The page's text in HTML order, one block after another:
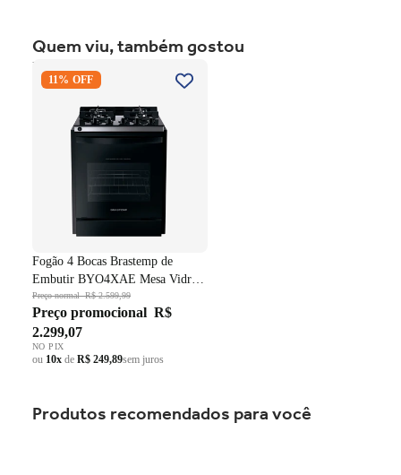
Quem viu, também gostou
Fogão 4 Bocas Brastemp de
Embutir BYO4XAE Mesa
Fundido Dupla Chama Preto
11% OFF
Fogão 4 Bocas Brastemp de
Embutir BYO4XAE Mesa Vidro
Grade em Ferro Fundido Dupla
Chama Preto Bivolt
Preço normalR$ 2.599,99
Preço promocional R$
2.299,07
NO PIX
ou 10x de R$ 249,89sem juros
Produtos recomendados para você